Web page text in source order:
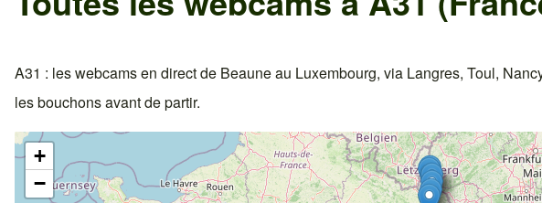
A31 : les webcams en direct de Beaune au Luxembourg, via Langres, Toul,
les bouchons avant de partir.
+
−